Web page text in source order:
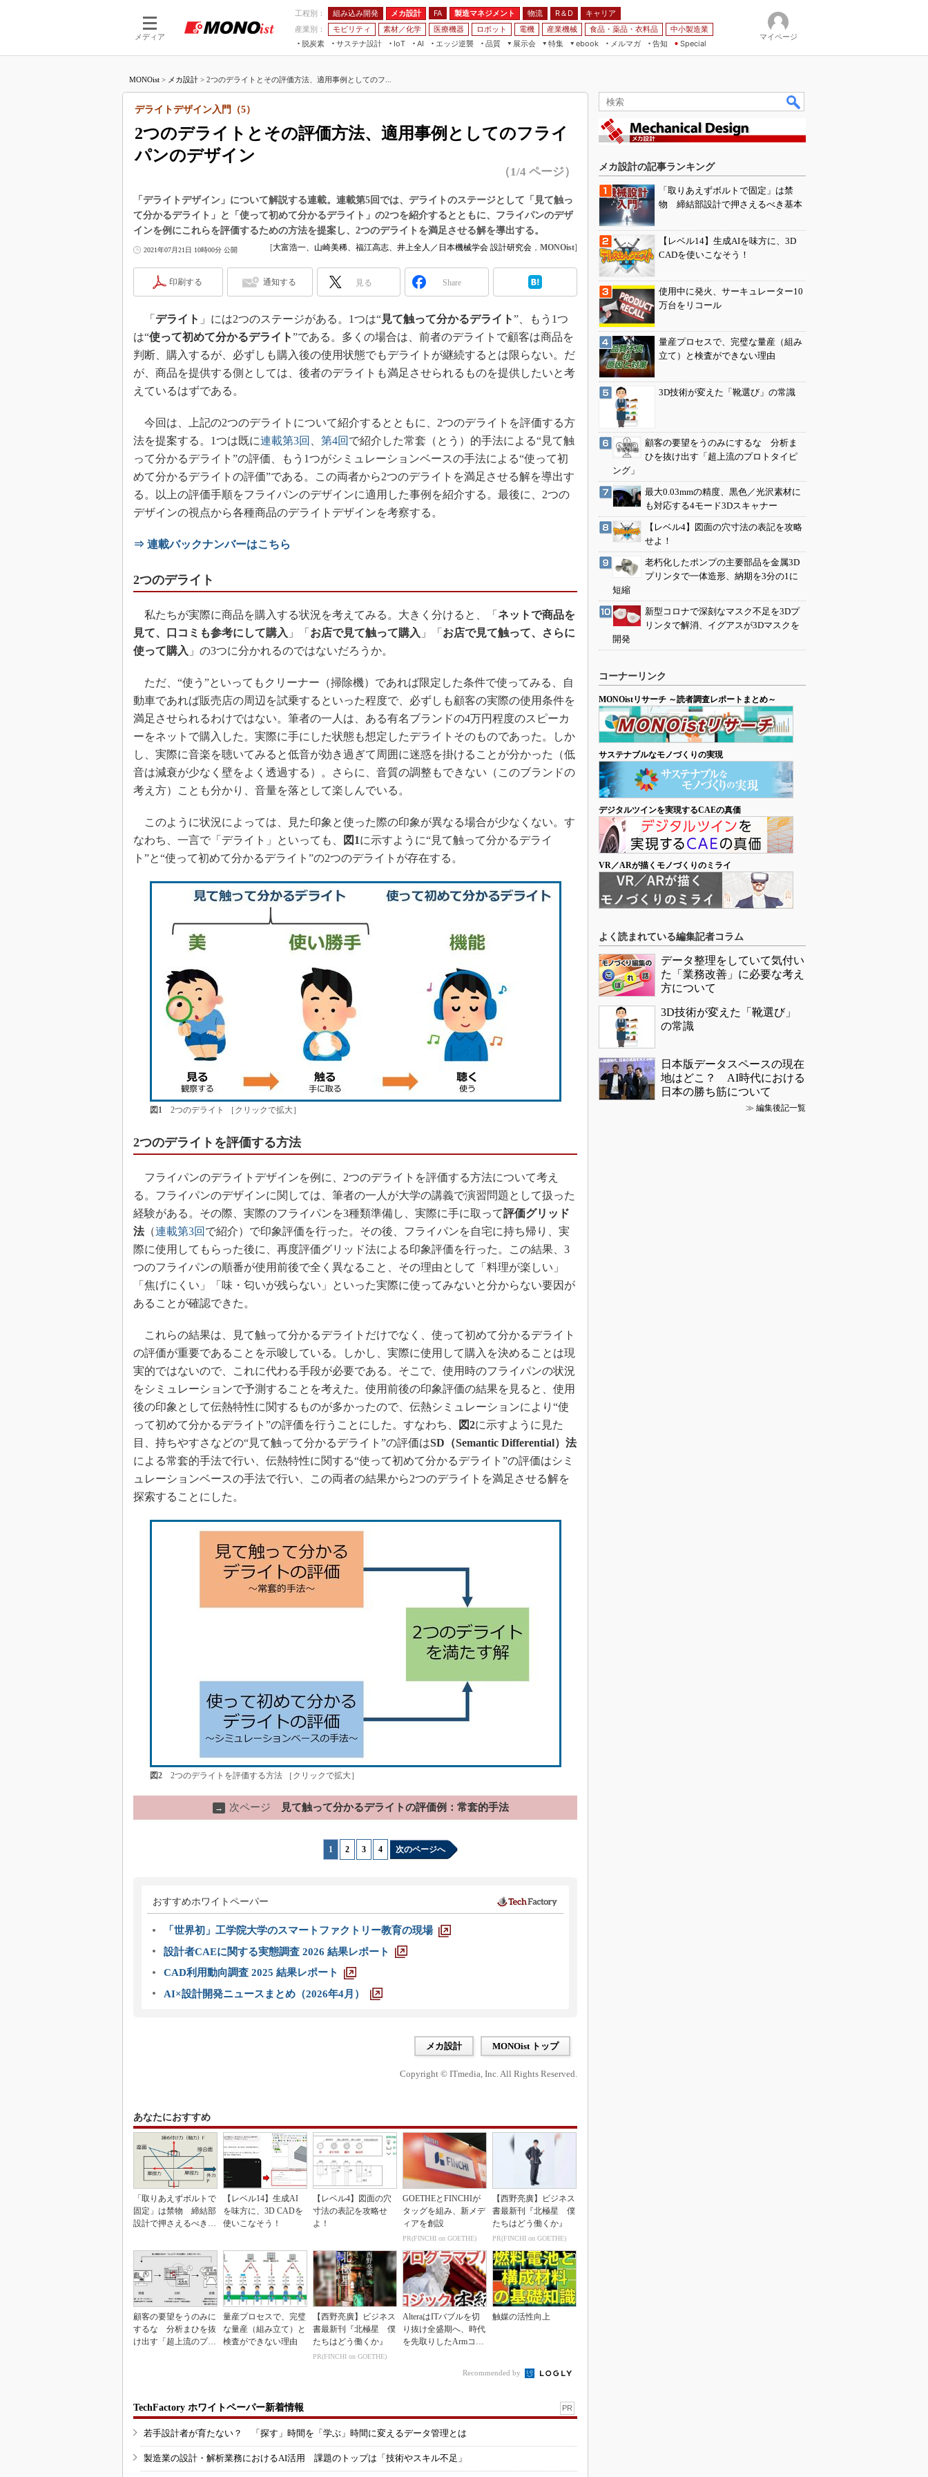
メディア
工程別： 組み込み開発 メカ設計 FA 製造マネジメント 物流 R＆D
キャリア
産業別：
モビリティ 素材／化学 医療機器 ロボット 電機 産業機械 食品・薬品・衣料品
中小製造業
脱炭素
サステナ設計
IoT
つながる工場
AI
AI×設備保全
エッジ逆襲 品質
展示会
JIMTOF
IIFES
TECHNO-FRONTIER
人テク展
スマート工場EXPO
日本ものづくりワールド
産業オープンネット展
特集
VR／AR
フィールドサービス
組み込みモデリング
Windows Embedded
車載ソフト開発
3Dプリンタ
デジタルツインとCAE
S＆OP
インダストリー4.0
製造業ビッグデータ
メイドインジャパン
植物工場
知財マネジメント
海外生産
ebook
FA
モビリティ
メルマガ
告知 Special
マイページ
MONOist > メカ設計 > 2つのデライトとその評価方法、適用事例としてのフ...
2つのデライトとその評価方法、適用事例としてのフライ
パンのデザイン
デライトデザイン入門（5）
（1/4 ページ）
「デライトデザイン」について解説する連載。連載第5回では、デライトのステージとして「見て触っ
て分かるデライト」と「使って初めて分かるデライト」の2つを紹介するとともに、フライパンのデザ
インを例にこれらを評価するための方法を提案し、2つのデライトを満足させる解を導出する。
2021年07月21日 10時00分 公開 [大富浩一、山崎美稀、福江高志、井上全人／日本機械学会 設計研究会 ， MONOist]
印刷する 通知する 見る Share
「 デライト 」には2つのステージがある。1つは“見て触って分かるデライト”、もう1つ
は“使って初めて分かるデライト”である。多くの場合は、前者のデライトで顧客は商品を
判断、購入するが、必ずしも購入後の使用状態でもデライトが継続するとは限らない。だ
が、商品を提供する側としては、後者のデライトも満足させられるものを提供したいと考
えているはずである。
今回は、上記の2つのデライトについて紹介するとともに、2つのデライトを評価する方
法を提案する。1つは既に連載第3回 第4回 で紹介した常套（とう）的手法による“見て触
って分かるデライト”の評価、もう1つがシミュレーションベースの手法による“使って初
めて分かるデライトの評価”である。この両者から2つのデライトを満足させる解を導出す
る。以上の評価手順をフライパンのデザインに適用した事例を紹介する。最後に、2つの
デザインの視点から各種商品のデライトデザインを考察する。
⇒ 連載バックナンバーはこちら
2つのデライト
私たちが実際に商品を購入する状況を考えてみる。大きく分けると、「 ネットで商品を
見て、口コミも参考にして購入 」「 お店で見て触って購入 」「 お店で見て触って、さらに
使って購入 」の3つに分かれるのではないだろうか。
ただ、“使う”といってもクリーナー（掃除機）であれば限定した条件で使ってみる、自
動車であれば販売店の周辺を試乗するといった程度で、必ずしも顧客の実際の使用条件を
満足させられるわけではない。筆者の一人は、ある有名ブランドの4万円程度のスピーカ
ーをネットで購入した。実際に手にした状態も想定したデライトそのものであった。しか
し、実際に音楽を聴いてみると低音が効き過ぎて周囲に迷惑を掛けることが分かった（低
音は減衰が少なく壁をよく透過する）。さらに、音質の調整もできない（このブランドの
考え方）ことも分かり、音量を落として楽しんでいる。
このように状況によっては、見た印象と使った際の印象が異なる場合が少なくない。す
なわち、一言で「デライト」といっても、
図1に示すように“見て触って分かるデライ
ト”と“使って初めて分かるデライト”の2つのデライトが存在する。
図12つのデライト ［クリックで拡大］
2つのデライトを評価する方法
フライパンのデライトデザインを例に、2つのデライトを評価する方法について考え
る。フライパンのデザインに関しては、筆者の一人が大学の講義で演習問題として扱った
経験がある。その際、実際のフライパンを3種類準備し、実際に手に取って評価グリッド
法（連載第3回 で紹介）で印象評価を行った。その後、フライパンを自宅に持ち帰り、実
際に使用してもらった後に、再度評価グリッド法による印象評価を行った。この結果、3
つのフライパンの順番が使用前後で全く異なること、その理由として「料理が楽しい」
「焦げにくい」「味・匂いが残らない」といった実際に使ってみないと分からない要因が
あることが確認できた。
これらの結果は、見て触って分かるデライトだけでなく、使って初めて分かるデライト
の評価が重要であることを示唆している。しかし、実際に使用して購入を決めることは現
実的ではないので、これに代わる手段が必要である。そこで、使用時のフライパンの状況
をシミュレーションで予測することを考えた。使用前後の印象評価の結果を見ると、使用
後の印象として伝熱特性に関するものが多かったので、伝熱シミュレーションにより“使
って初めて分かるデライト”の評価を行うことにした。すなわち、
図2に示すように見た
目、持ちやすさなどの“見て触って分かるデライト”の評価はSD（Semantic Differential）法
による常套的手法で行い、伝熱特性に関する“使って初めて分かるデライト”の評価はシミ
ュレーションベースの手法で行い、この両者の結果から2つのデライトを満足させる解を
探索することにした。
図22つのデライトを評価する方法 ［クリックで拡大］
→ 次ページ 見て触って分かるデライトの評価例：常套的手法
1 2 3 4 次のページへ
おすすめホワイトペーパー
「世界初」工学院大学のスマートファクトリー教育の現場
設計者CAEに関する実態調査 2026 結果レポート
CAD利用動向調査 2025 結果レポート
AI×設計開発ニュースまとめ（2026年4月）
メカ設計 MONOist トップ
Copyright © ITmedia, Inc. All Rights Reserved.
あなたにおすすめ
「取りあえずボルトで
固定」は禁物 締結部
設計で押さえるべき基
【レベル14】生成AI
を味方に、3D CADを
使いこなそう！
【レベル4】図面の穴
寸法の表記を攻略せ
よ！
GOETHEとFINCHIが
タッグを組み、新メデ
ィアを創設
PR(FINCHI on GOETHE)
【西野亮廣】ビジネス
書最新刊『北極星 僕
たちはどう働くか』
PR(FINCHI on GOETHE)
顧客の要望をうのみに
するな 分析まひを抜
け出す「超上流のプロ
量産プロセスで、完璧
な量産（組み立て）と
検査ができない理由
【西野亮廣】ビジネス
書最新刊『北極星 僕
たちはどう働くか』
PR(FINCHI on GOETHE)
AlteraはITバブルを切
り抜け全盛期へ、時代
を先取りしたArmコア
触媒の活性向上
Recommended by
TechFactory ホワイトペーパー新着情報 PR
若手設計者が育たない？ 「探す」時間を「学ぶ」時間に変えるデータ管理とは
製造業の設計・解析業務におけるAI活用 課題のトップは「技術やスキル不足」
メカ設計の記事ランキング
「取りあえずボルトで固定」は禁
物 締結部設計で押さえるべき基本
【レベル14】生成AIを味方に、3D
CADを使いこなそう！
使用中に発火、サーキュレーター10
万台をリコール
量産プロセスで、完璧な量産（組み
立て）と検査ができない理由
3D技術が変えた「靴選び」の常識
顧客の要望をうのみにするな 分析ま
ひを抜け出す「超上流のプロトタイピ
ング」
最大0.03mmの精度、黒色／光沢素材に
も対応する4モード3Dスキャナー
【レベル4】図面の穴寸法の表記を攻略
せよ！
老朽化したポンプの主要部品を金属3D
プリンタで一体造形、納期を3分の1に
短縮
新型コロナで深刻なマスク不足を3Dプ
リンタで解消、イグアスが3Dマスクを
開発
コーナーリンク
MONOistリサーチ ～読者調査レポートまとめ～
サステナブルなモノづくりの実現
デジタルツインを実現するCAEの真価
VR／ARが描くモノづくりのミライ
よく読まれている編集記者コラム
データ整理をしていて気付い
た「業務改善」に必要な考え
方について
3D技術が変えた「靴選び」
の常識
日本版データスペースの現在
地はどこ？ AI時代における
日本の勝ち筋について
≫ 編集後記一覧